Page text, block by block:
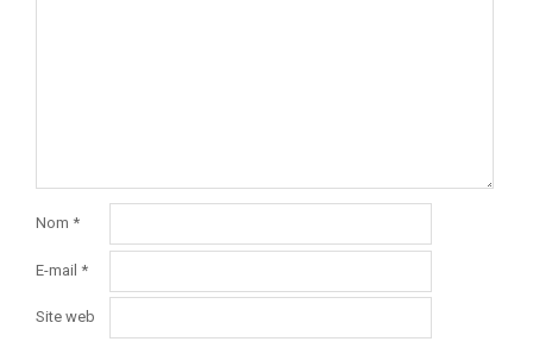
Nom *
E-mail *
Site web